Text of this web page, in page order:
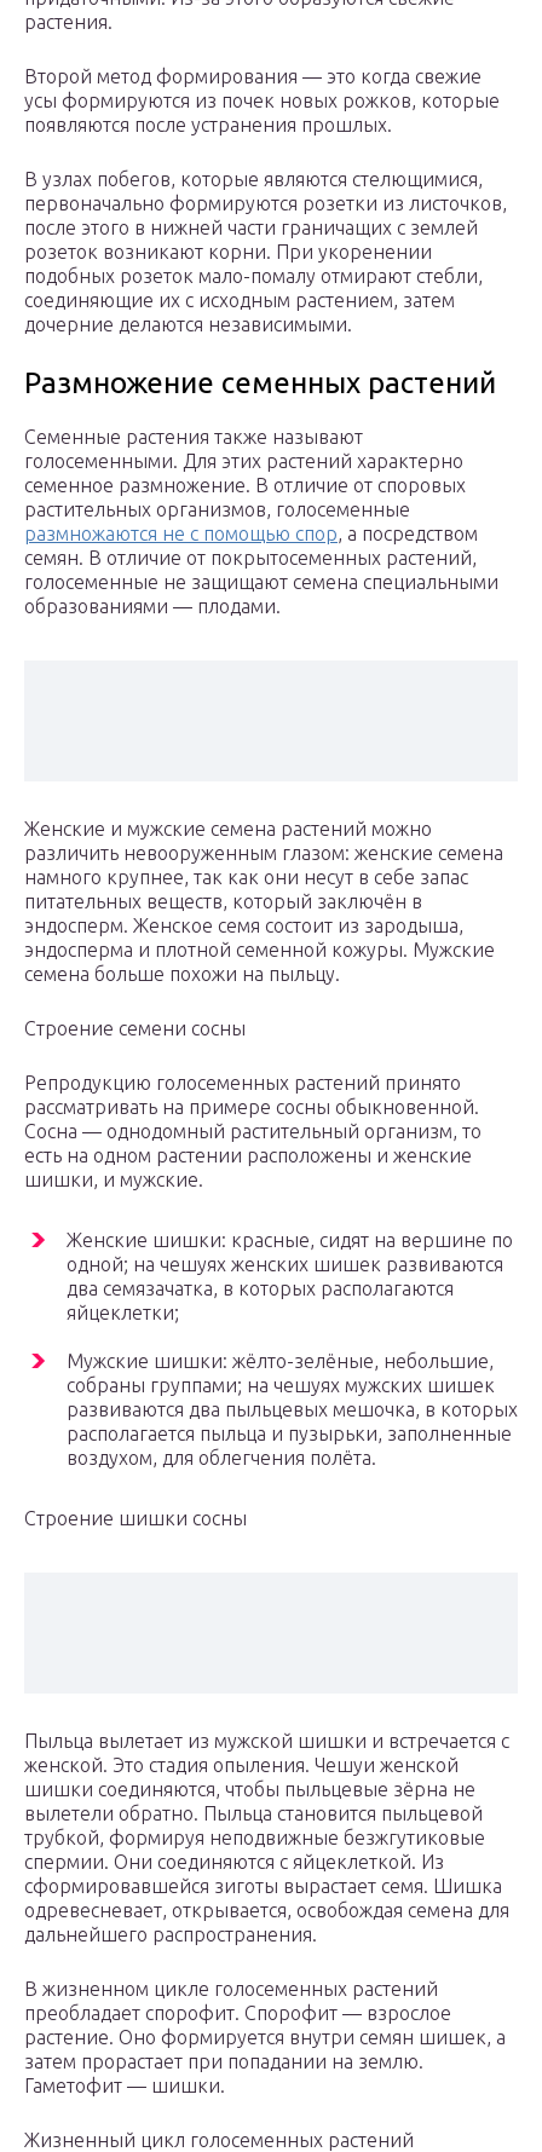
растения.
Второй метод формирования — это когда свежие
усы формируются из почек новых рожков, которые
появляются после устранения прошлых.
В узлах побегов, которые являются стелющимися,
первоначально формируются розетки из листочков,
после этого в нижней части граничащих с землей
розеток возникают корни. При укоренении
подобных розеток мало-помалу отмирают стебли,
соединяющие их с исходным растением, затем
дочерние делаются независимыми.
Размножение семенных растений
Семенные растения также называют
голосеменными. Для этих растений характерно
семенное размножение. В отличие от споровых
растительных организмов, голосеменные
размножаются не с помощью спор, а посредством
семян. В отличие от покрытосеменных растений,
голосеменные не защищают семена специальными
образованиями — плодами.
Женские и мужские семена растений можно
различить невооруженным глазом: женские семена
намного крупнее, так как они несут в себе запас
питательных веществ, который заключён в
эндосперм. Женское семя состоит из зародыша,
эндосперма и плотной семенной кожуры. Мужские
семена больше похожи на пыльцу.
Строение семени сосны
Репродукцию голосеменных растений принято
рассматривать на примере сосны обыкновенной.
Сосна — однодомный растительный организм, то
есть на одном растении расположены и женские
шишки, и мужские.
Женские шишки: красные, сидят на вершине по
одной; на чешуях женских шишек развиваются
два семязачатка, в которых располагаются
яйцеклетки;
Мужские шишки: жёлто-зелёные, небольшие,
собраны группами; на чешуях мужских шишек
развиваются два пыльцевых мешочка, в которых
располагается пыльца и пузырьки, заполненные
воздухом, для облегчения полёта.
Строение шишки сосны
Пыльца вылетает из мужской шишки и встречается с
женской. Это стадия опыления. Чешуи женской
шишки соединяются, чтобы пыльцевые зёрна не
вылетели обратно. Пыльца становится пыльцевой
трубкой, формируя неподвижные безжгутиковые
спермии. Они соединяются с яйцеклеткой. Из
сформировавшейся зиготы вырастает семя. Шишка
одревесневает, открывается, освобождая семена для
дальнейшего распространения.
В жизненном цикле голосеменных растений
преобладает спорофит. Спорофит — взрослое
растение. Оно формируется внутри семян шишек, а
затем прорастает при попадании на землю.
Гаметофит — шишки.
Жизненный цикл голосеменных растений